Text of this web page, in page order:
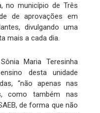
no município de Três
de aprovações em
divulgando uma
mais a cada dia.
Maria Teresinha
desta unidade
“não apenas nas
como também nas
de forma que não